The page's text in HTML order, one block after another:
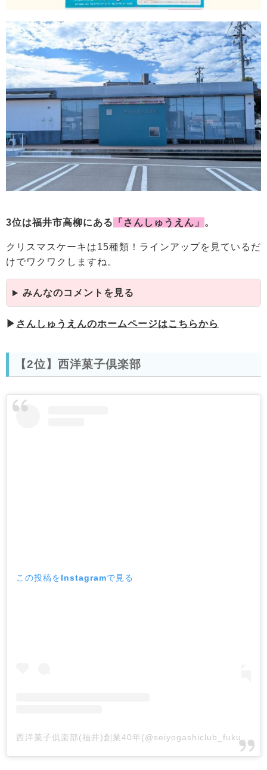
3位は福井市高柳にある 「さんしゅうえん」 。
クリスマスケーキは15種類！ラインアップを見ているだ
けでワクワクしますね。
みんなのコメントを見る
▶ さんしゅうえんのホームページはこちらから
【2位】西洋菓子倶楽部
この投稿をInstagramで見る